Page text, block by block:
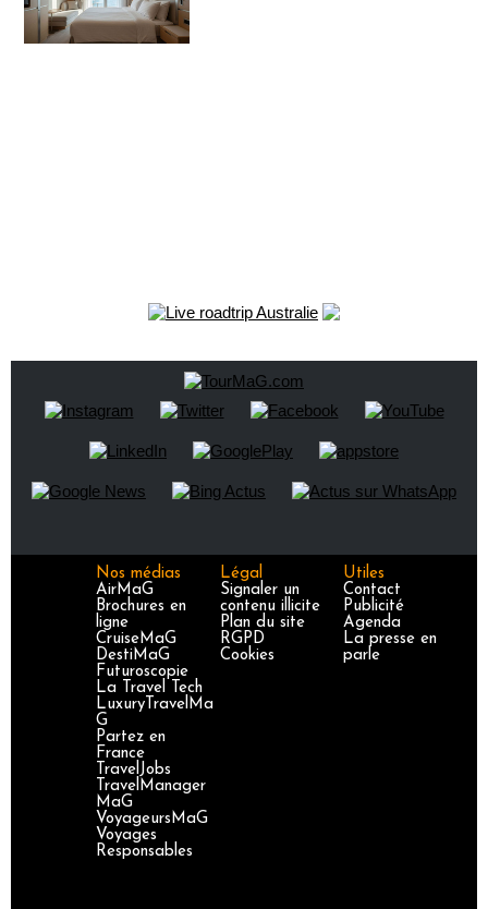
Nos médias
AirMaG
Brochures en
ligne
CruiseMaG
DestiMaG
Futuroscopie
La Travel Tech
LuxuryTravelMa
G
Partez en
France
TravelJobs
TravelManager
MaG
VoyageursMaG
Voyages
Responsables
Légal
Signaler un
contenu illicite
Plan du site
RGPD
Cookies
Utiles
Contact
Publicité
Agenda
La presse en
parle